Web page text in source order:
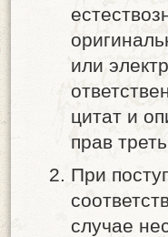
или
цитат и
прав
При
случае